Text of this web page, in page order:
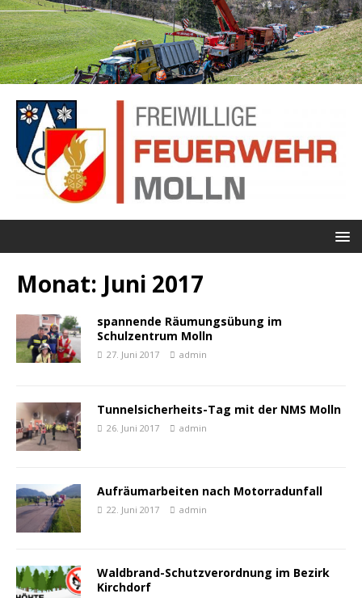
Monat: Juni 2017
spannende Räumungsübung im
Schulzentrum Molln
27. Juni 2017 admin
Tunnelsicherheits-Tag mit der NMS Molln
26. Juni 2017 admin
Aufräumarbeiten nach Motorradunfall
22. Juni 2017 admin
Waldbrand-Schutzverordnung im Bezirk
Kirchdorf